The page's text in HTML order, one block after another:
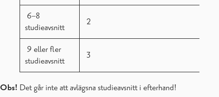
6–8
studieavsnitt
2
9 eller fler
studieavsnitt
3
Obs! Det går inte att avlägsna studieavsnitt i efterhand!